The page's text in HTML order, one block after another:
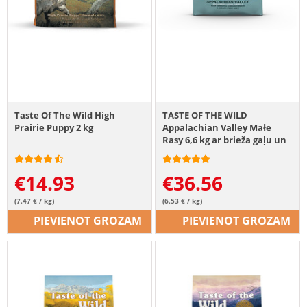
Taste Of The Wild High
Prairie Puppy 2 kg
€14.93
(7.47 € / kg)
PIEVIENOT GROZAM
TASTE OF THE WILD
Appalachian Valley Małe
Rasy 6,6 kg ar brieža gaļu un
aunazirņiem
€36.56
(6.53 € / kg)
PIEVIENOT GROZAM